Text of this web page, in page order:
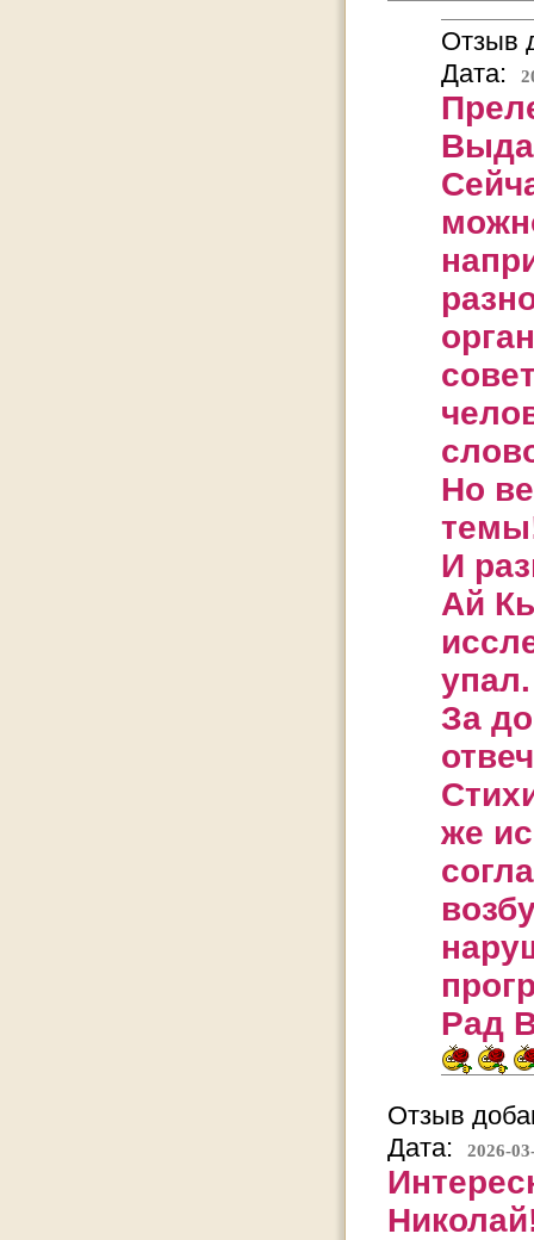
Отзыв
Дата:
Но
И
Ай
упал.
За
же
Рад
Отзыв
Дата:
2026-